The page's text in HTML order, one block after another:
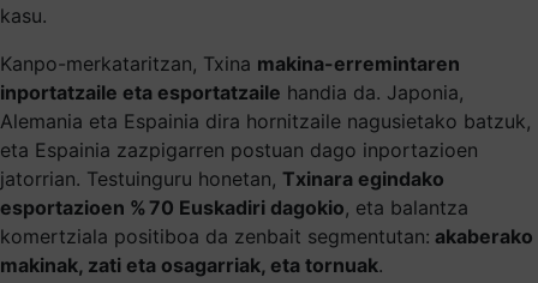
kasu.
Kanpo-merkataritzan, Txina makina-erremintaren
inportatzaile eta esportatzaile handia da. Japonia,
Alemania eta Espainia dira hornitzaile nagusietako batzuk,
eta Espainia zazpigarren postuan dago inportazioen
jatorrian. Testuinguru honetan, Txinara egindako
esportazioen % 70 Euskadiri dagokio, eta balantza
komertziala positiboa da zenbait segmentutan: akaberako
makinak, zati eta osagarriak, eta tornuak.